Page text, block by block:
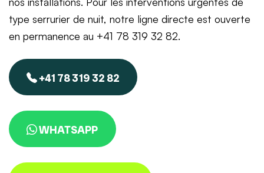
type serrurier de nuit, notre ligne directe est ouverte
en permanence au +41 78 319 32 82.
+41 78 319 32 82
WHATSAPP